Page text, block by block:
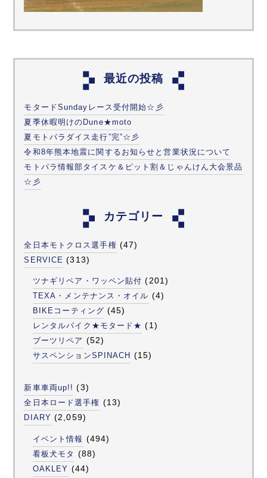
最近の投稿
モタードSundayレース受付開始☆彡
夏季休暇明けのDune★moto
夏モトパラダイス走行”完”☆彡
令和8年熊本地震に関するお知らせと営業状況について
モトパラ情報部タイスケ＆ピット割＆じゃんけん大会景品
☆彡
カテゴリー
全日本モトクロス選手権 (47)
SERVICE (313)
ツナギリペア・ワッペン貼付 (201)
TEXA・メンテナンス・オイル (4)
BIKEコーティング (45)
レンタルバイク★モタード★ (1)
ブーツリペア (52)
サスペンションSPINACH (15)
新車車両up!! (3)
全日本ロード選手権 (13)
DIARY (2,059)
イベント情報 (494)
看板犬モタ (88)
OAKLEY (44)